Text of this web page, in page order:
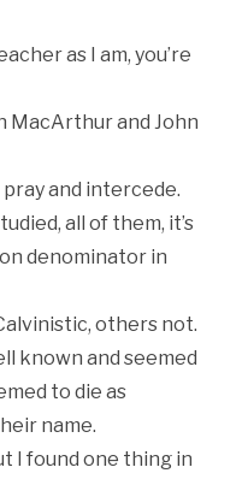
as I am, you’re
MacArthur and John
and intercede.
all of them, it’s
denominator in
others not.
known and seemed
to die as
name.
I found one thing in